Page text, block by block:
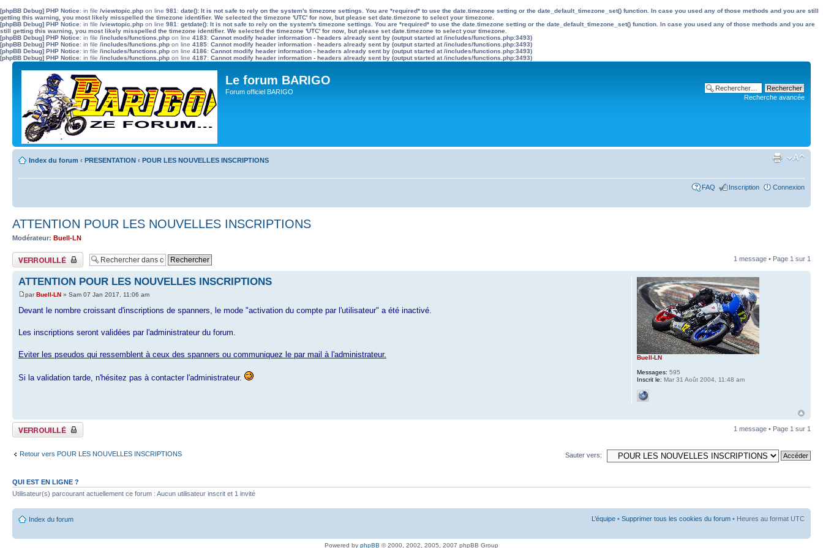
[phpBB Debug] PHP Notice: in file /viewtopic.php on line 981 : date(): It is not safe to rely on the system's timezone settings. You are *required* to use the date.timezone setting or the date_default_timezone_set() function. In case you used any of those methods and you are still
getting this warning, you most likely misspelled the timezone identifier. We selected the timezone 'UTC' for now, but please set date.timezone to select your timezone.
[phpBB Debug] PHP Notice: in file /viewtopic.php on line 981 : getdate(): It is not safe to rely on the system's timezone settings. You are *required* to use the date.timezone setting or the date_default_timezone_set() function. In case you used any of those methods and you are
still getting this warning, you most likely misspelled the timezone identifier. We selected the timezone 'UTC' for now, but please set date.timezone to select your timezone.
[phpBB Debug] PHP Notice: in file /includes/functions.php on line 4183: Cannot modify header information - headers already sent by (output started at /includes/functions.php:3493)
[phpBB Debug] PHP Notice: in file /includes/functions.php on line 4185: Cannot modify header information - headers already sent by (output started at /includes/functions.php:3493)
[phpBB Debug] PHP Notice: in file /includes/functions.php on line 4186: Cannot modify header information - headers already sent by (output started at /includes/functions.php:3493)
[phpBB Debug] PHP Notice: in file /includes/functions.php on line 4187: Cannot modify header information - headers already sent by (output started at /includes/functions.php:3493)
Le forum BARIGO
Forum officiel BARIGO
Recherche avancée
Index du forum ‹ PRESENTATION ‹ POUR LES NOUVELLES INSCRIPTIONS
FAQ Inscription Connexion
ATTENTION POUR LES NOUVELLES INSCRIPTIONS
Modérateur: Buell-LN
Sujet verrouillé 1 message • Page 1 sur 1
ATTENTION POUR LES NOUVELLES INSCRIPTIONS
parBuell-LN » Sam 07 Jan 2017, 11:06 am
Devant le nombre croissant d'inscriptions de spanners, le mode "activation du compte par l'utilisateur" a été inactivé.
Les inscriptions seront validées par l'administrateur du forum.
Eviter les pseudos qui ressemblent à ceux des spanners ou communiquez le par mail à l'administrateur.
Si la validation tarde, n'hésitez pas à contacter l'administrateur.
Buell-LN
Messages: 595
Inscrit le: Mar 31 Août 2004, 11:48 am
Sujet verrouillé 1 message • Page 1 sur 1
Retour vers POUR LES NOUVELLES INSCRIPTIONS Sauter vers:
QUI EST EN LIGNE ?
Utilisateur(s) parcourant actuellement ce forum : Aucun utilisateur inscrit et 1 invité
Index du forum L’équipe • Supprimer tous les cookies du forum • Heures au format UTC
Powered by phpBB © 2000, 2002, 2005, 2007 phpBB Group